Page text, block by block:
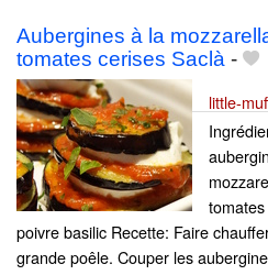
Aubergines à la
tomates cerises Saclà -
little-
poivre basilic Recette: Faire
grande poêle. Couper les